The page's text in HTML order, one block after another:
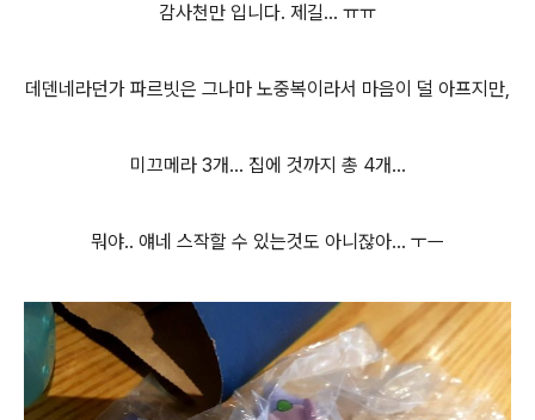
감사천만 입니다. 제길... ㅠㅠ
데덴네라던가 파르빗은 그나마 노중복이라서 마음이 덜 아프지만,
미끄메라 3개... 집에 것까지 총 4개...
뭐야.. 얘네 스작할 수 있는것도 아니잖아... ㅜㅡ